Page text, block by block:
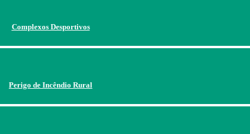
Complexos Desportivos
Perigo de Incêndio Rural